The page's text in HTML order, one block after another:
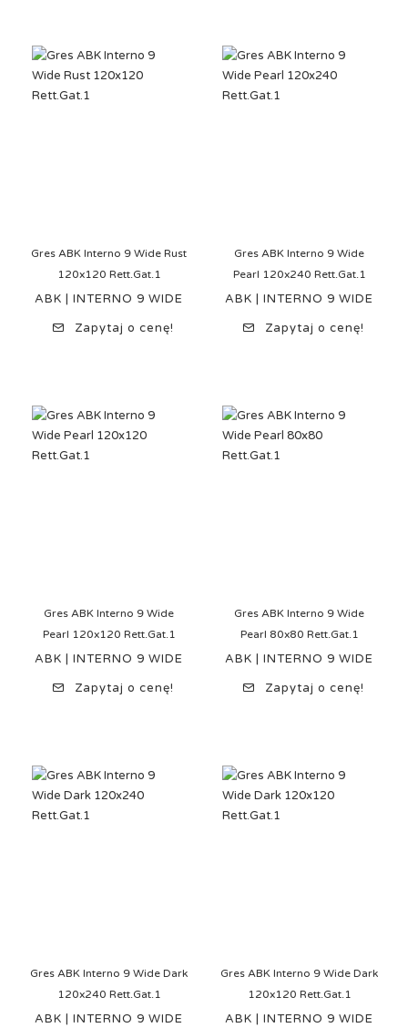
Gres ABK Interno 9 Wide Rust
120x120 Rett.Gat.1
ABK | INTERNO 9 WIDE
Zapytaj o cenę!
Gres ABK Interno 9 Wide
Pearl 120x240 Rett.Gat.1
ABK | INTERNO 9 WIDE
Zapytaj o cenę!
Gres ABK Interno 9 Wide
Pearl 120x120 Rett.Gat.1
ABK | INTERNO 9 WIDE
Zapytaj o cenę!
Gres ABK Interno 9 Wide
Pearl 80x80 Rett.Gat.1
ABK | INTERNO 9 WIDE
Zapytaj o cenę!
Gres ABK Interno 9 Wide Dark
120x240 Rett.Gat.1
ABK | INTERNO 9 WIDE
Gres ABK Interno 9 Wide Dark
120x120 Rett.Gat.1
ABK | INTERNO 9 WIDE